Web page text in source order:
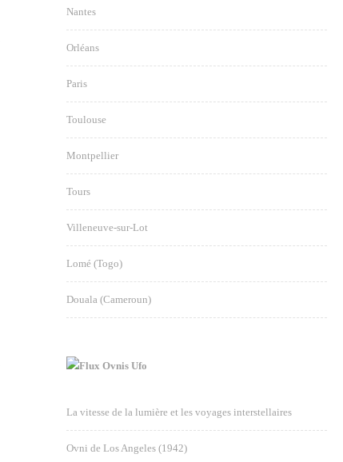
Nantes
Orléans
Paris
Toulouse
Montpellier
Tours
Villeneuve-sur-Lot
Lomé (Togo)
Douala (Cameroun)
Ovnis Ufo
La vitesse de la lumière et les voyages interstellaires
Ovni de Los Angeles (1942)